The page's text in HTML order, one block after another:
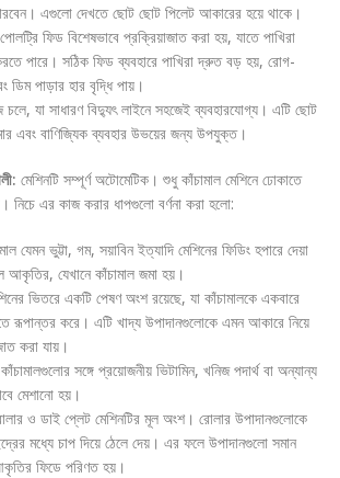
এগুলো দেখতে ছোট ছোট পিলেট আকারের হয়ে থাকে।
ফিড বিশেষভাবে প্রক্রিয়াজাত করা হয়, যাতে পাখিরা
করতে পারে। সঠিক ফিড ব্যবহারে পাখিরা দ্রুত বড় হয়, রোগ-
ডিম পাড়ার হার বৃদ্ধি পায়।
চলে, যা সাধারণ বিদ্যুৎ লাইনে সহজেই ব্যবহারযোগ্য। এটি ছোট
এবং বাণিজ্যিক ব্যবহার উভয়ের জন্য উপযুক্ত।
মেশিনটি সম্পূর্ণ অটোমেটিক। শুধু কাঁচামাল মেশিনে ঢোকাতে
নিচে এর কাজ করার ধাপগুলো বর্ণনা করা হলো:
যেমন ভুট্টা, গম, সয়াবিন ইত্যাদি মেশিনের ফিডিং হপারে দেয়া
যেখানে কাঁচামাল জমা হয়।
ভিতরে একটি পেষণ অংশ রয়েছে, যা কাঁচামালকে একবারে
রূপান্তর করে। এটি খাদ্য উপাদানগুলোকে এমন আকারে নিয়ে
করা যায়।
সঙ্গে প্রয়োজনীয় ভিটামিন, খনিজ পদার্থ বা অন্যান্য
মেশানো হয়।
ও ডাই প্লেট মেশিনটির মূল অংশ। রোলার উপাদানগুলোকে
মধ্যে চাপ দিয়ে ঠেলে দেয়। এর ফলে উপাদানগুলো সমান
ফিডে পরিণত হয়।